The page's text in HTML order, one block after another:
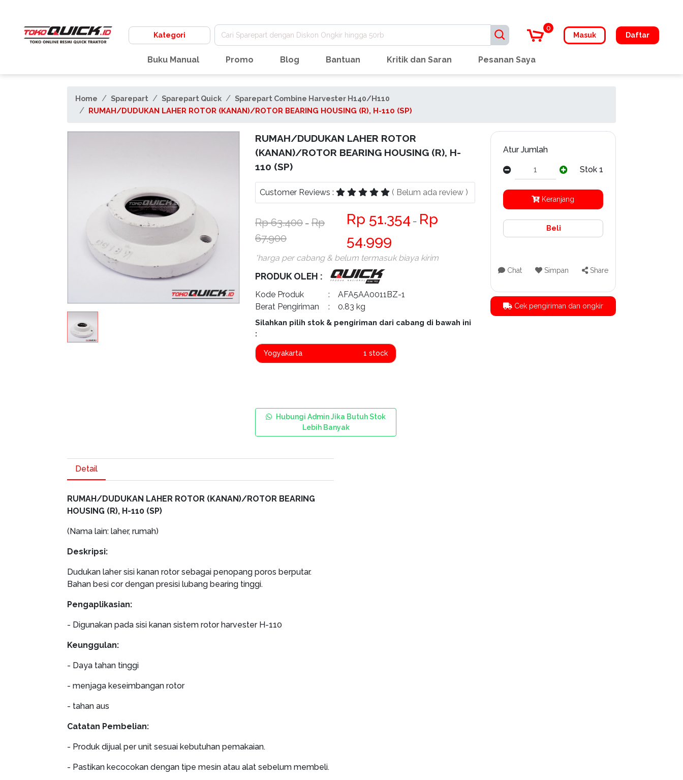
Kategori
0
Masuk
Daftar
Buku Manual Promo Blog Bantuan Kritik dan Saran Pesanan Saya
Home Sparepart Sparepart Quick
Sparepart Combine Harvester H140/H110
RUMAH/DUDUKAN LAHER ROTOR (KANAN)/ROTOR BEARING HOUSING (R), H-110 (SP)
RUMAH/DUDUKAN LAHER ROTOR
(KANAN)/ROTOR BEARING HOUSING (R), H-
110 (SP)
Customer Reviews : ( Belum ada review )
63.400 −
67.900
51.354 −
54.999
*harga per cabang & belum termasuk biaya kirim
PRODUK OLEH :
Kode Produk
: AFA5AA0011BZ-1
Berat Pengiriman
: 0.83 kg
Silahkan pilih stok & pengiriman dari cabang di bawah ini
:
Yogyakarta 1 stock
Hubungi Admin Jika Butuh Stok
Lebih Banyak
Atur Jumlah
Stok 1
Keranjang
Beli
Chat Simpan Share
Cek pengiriman dan ongkir
Detail
RUMAH/DUDUKAN LAHER ROTOR (KANAN)/ROTOR BEARING
HOUSING (R), H-110 (SP)
(Nama lain: laher, rumah)
Deskripsi:
Dudukan laher sisi kanan rotor sebagai penopang poros berputar.
Bahan besi cor dengan presisi lubang bearing tinggi.
Pengaplikasian:
- Digunakan pada sisi kanan sistem rotor harvester H-110
Keunggulan:
- Daya tahan tinggi
- menjaga keseimbangan rotor
- tahan aus
Catatan Pembelian:
- Produk dijual per unit sesuai kebutuhan pemakaian.
- Pastikan kecocokan dengan tipe mesin atau alat sebelum membeli.